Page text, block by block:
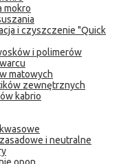
mokro
i czyszczenie "Quick
i polimerów
matowych
zewnętrznych
kabrio
i neutralne